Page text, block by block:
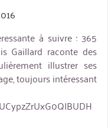
à suivre : 365
Gaillard raconte des
illustrer ses
toujours intéressant